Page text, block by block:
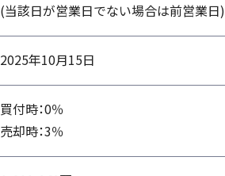
(当該日が営業日でない場合は前営業日)
2025年10月15日
買付時：0％
売却時：3％